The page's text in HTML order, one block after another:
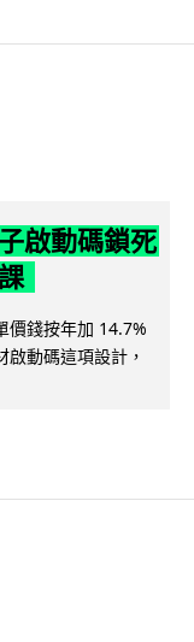
啟動碼鎖死
價錢按年加 14.7%
動碼這項設計，